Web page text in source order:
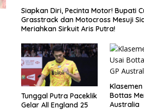
Siapkan Diri, Pecinta Motor! Bupati
Grasstrack dan Motocross Mesuji
Meriahkan Sirkuit Aris Putra!
Tunggal Putra Paceklik
Gelar All England 25
Klasemen
Bottas
Australia